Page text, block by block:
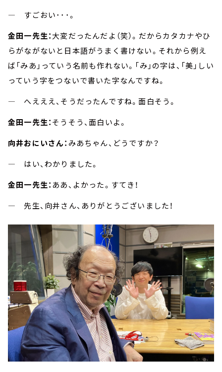
― すごおい･･･。
金田一先生：大変だったんだよ（笑）。だからカタカナやひ
らがながないと日本語がうまく書けない。それから例え
ば「みあ」っていう名前も作れない。「み」の字は、「美」しい
っていう字をつないで書いた字なんですね。
― へえええ、そうだったんですね。面白そう。
金田一先生：そうそう、面白いよ。
向井おにいさん： みあちゃん、どうですか？
― はい、わかりました。
金田一先生： ああ、よかった。すてき！
― 先生、向井さん、ありがとうございました！